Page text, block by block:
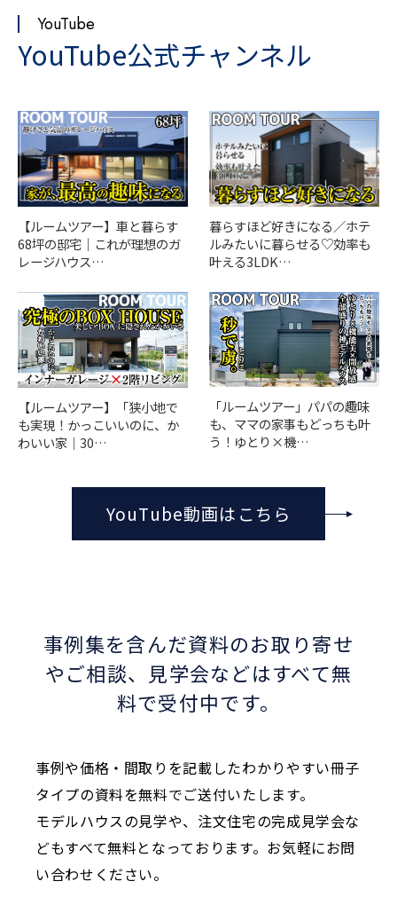
YouTube
YouTube公式チャンネル
【ルームツアー】車と暮らす
68坪の邸宅｜これが理想のガ
レージハウス…
暮らすほど好きになる／ホテ
ルみたいに暮らせる♡効率も
叶える3LDK…
【ルームツアー】「狭小地で
も実現！かっこいいのに、か
わいい家｜30…
「ルームツアー」パパの趣味
も、ママの家事もどっちも叶
う！ゆとり×機…
YouTube動画はこちら
事例集を含んだ資料のお取り寄せ
やご相談、
見学会などはすべて無
料で受付中です。
事例や価格・間取りを記載したわかりやすい冊子
タイプの資料を無料でご送付いたします。
モデルハウスの見学や、注文住宅の完成見学会な
どもすべて無料となっております。お気軽にお問
い合わせください。